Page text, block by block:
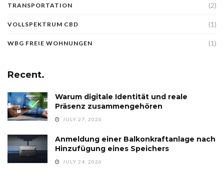
TRANSPORTATION (2)
VOLLSPEKTRUM CBD (1)
WBG FREIE WOHNUNGEN (1)
Recent.
Warum digitale Identität und reale
Präsenz zusammengehören
JULY 27, 2026
Anmeldung einer Balkonkraftanlage nach
Hinzufügung eines Speichers
JULY 24, 2026